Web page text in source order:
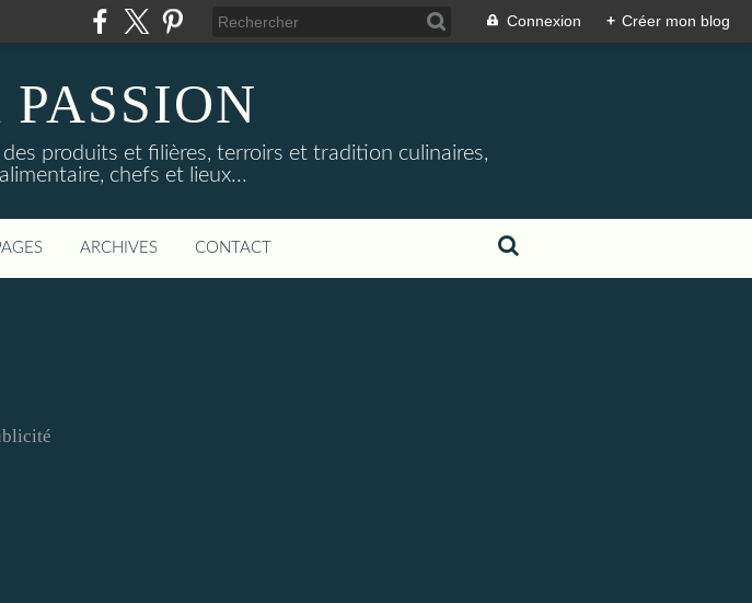
Connexion + Créer mon blog
produits et filières, terroirs et tradition culinaires,
chefs et lieux...
ARCHIVES CONTACT